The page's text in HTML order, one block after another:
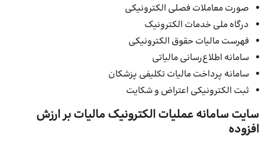
صورت معاملات فصلی الکترونیکی
درگاه ملی خدمات الکترونیک
فهرست مالیات حقوق الکترونیکی
سامانه اطلاع‌رسانی مالیاتی
سامانه پرداخت مالیات تکلیفی پزشکان
ثبت الکترونیکی اعتراض و شکایت
سایت سامانه عملیات الکترونیک مالیات بر ارزش
افزوده